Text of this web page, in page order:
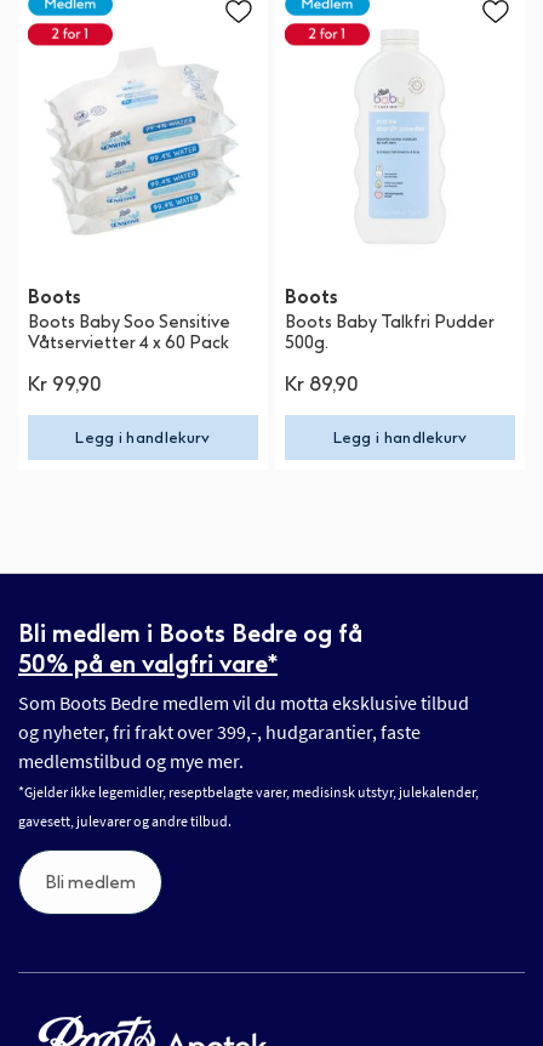
Boots
Boots Baby Soo Sensitive
Våtservietter 4 x 60 Pack
Kr 99,90
Legg i handlekurv
Boots
Boots Baby Talkfri Pudder
500g.
Kr 89,90
Legg i handlekurv
Bli medlem i Boots Bedre og få
50% på en valgfri vare*
Som Boots Bedre medlem vil du motta eksklusive tilbud
og nyheter, fri frakt over 399,-, hudgarantier, faste
medlemstilbud og mye mer.
*Gjelder ikke legemidler, reseptbelagte varer, medisinsk utstyr, julekalender,
gavesett, julevarer og andre tilbud.
Bli medlem